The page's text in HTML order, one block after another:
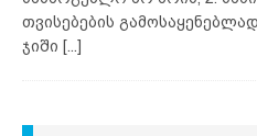
თვისებების
ჯიში [...]